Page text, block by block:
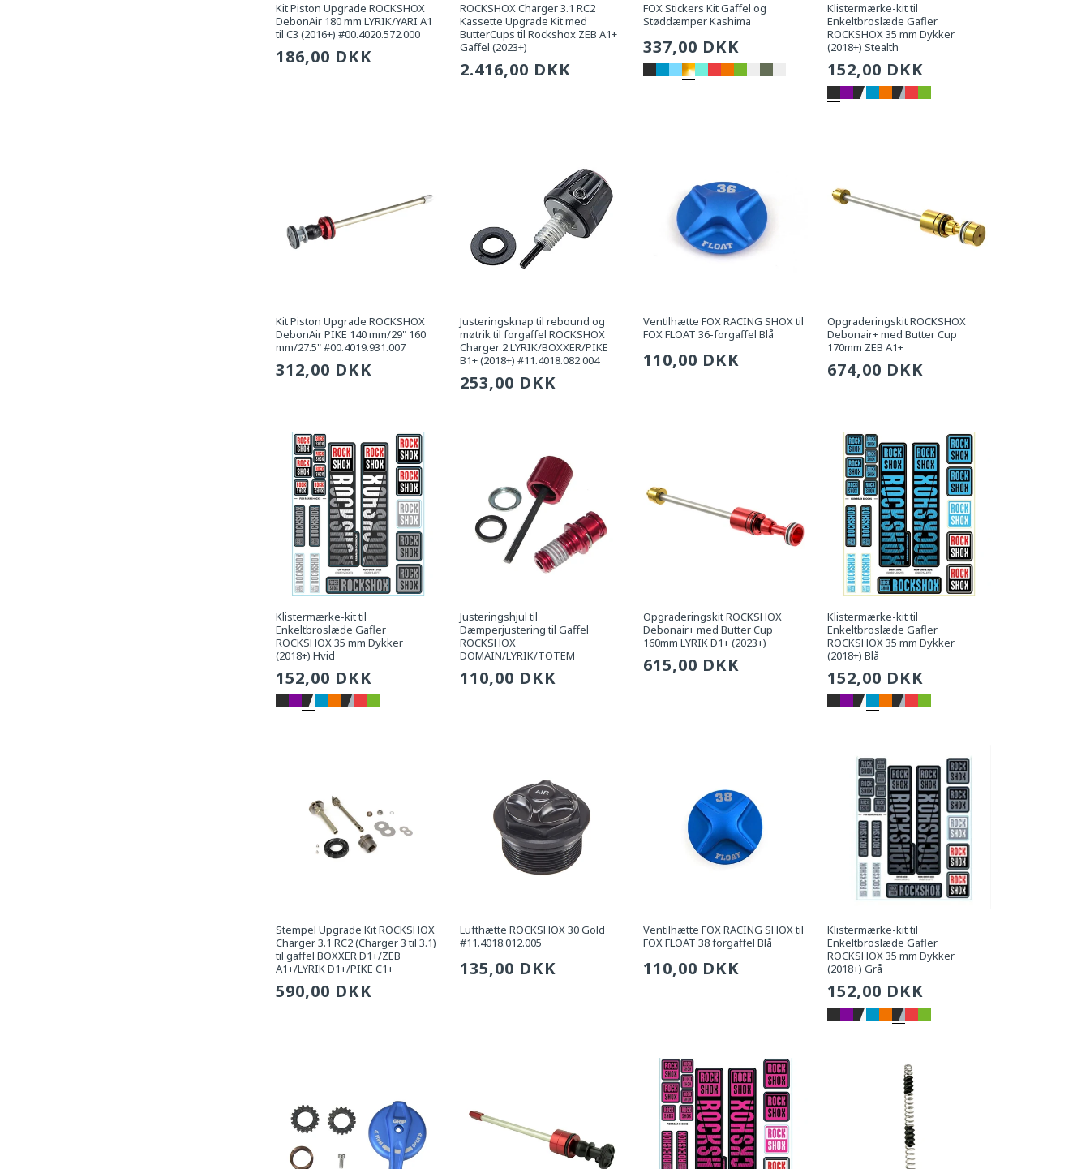
Kit Piston Upgrade ROCKSHOX
DebonAir 180 mm LYRIK/YARI A1
til C3 (2016+) #00.4020.572.000
Sædvanlig
186,00 DKK
ROCKSHOX Charger 3.1 RC2
Kassette Upgrade Kit med
ButterCups til Rockshox ZEB A1+
Gaffel (2023+)
Sædvanlig
2.416,00 DKK
FOX Stickers Kit Gaffel og
Støddæmper Kashima
Sædvanlig
pris
337,00 DKK
Klistermærke-kit til
Enkeltbroslæde Gafler
ROCKSHOX 35 mm Dykker
(2018+) Stealth
Sædvanlig
pris
152,00 DKK
Kit Piston Upgrade ROCKSHOX
DebonAir PIKE 140 mm/29" 160
mm/27.5" #00.4019.931.007
Sædvanlig
312,00 DKK
Justeringsknap til rebound og
møtrik til forgaffel ROCKSHOX
Charger 2 LYRIK/BOXXER/PIKE
B1+ (2018+) #11.4018.082.004
Sædvanlig
253,00 DKK
Ventilhætte FOX RACING SHOX til
FOX FLOAT 36-forgaffel Blå
Sædvanlig
110,00 DKK
Opgraderingskit ROCKSHOX
Debonair+ med Butter Cup
170mm ZEB A1+
Sædvanlig
674,00 DKK
Klistermærke-kit til
Enkeltbroslæde Gafler
ROCKSHOX 35 mm Dykker
(2018+) Hvid
Sædvanlig
pris
152,00 DKK
Justeringshjul til
Dæmperjustering til Gaffel
ROCKSHOX
DOMAIN/LYRIK/TOTEM
Sædvanlig
110,00 DKK
Opgraderingskit ROCKSHOX
Debonair+ med Butter Cup
160mm LYRIK D1+ (2023+)
Sædvanlig
615,00 DKK
Klistermærke-kit til
Enkeltbroslæde Gafler
ROCKSHOX 35 mm Dykker
(2018+) Blå
Sædvanlig
pris
152,00 DKK
Stempel Upgrade Kit ROCKSHOX
Charger 3.1 RC2 (Charger 3 til 3.1)
til gaffel BOXXER D1+/ZEB
A1+/LYRIK D1+/PIKE C1+
Sædvanlig
590,00 DKK
Lufthætte ROCKSHOX 30 Gold
#11.4018.012.005
Sædvanlig
135,00 DKK
Ventilhætte FOX RACING SHOX til
FOX FLOAT 38 forgaffel Blå
Sædvanlig
110,00 DKK
Klistermærke-kit til
Enkeltbroslæde Gafler
ROCKSHOX 35 mm Dykker
(2018+) Grå
Sædvanlig
pris
152,00 DKK